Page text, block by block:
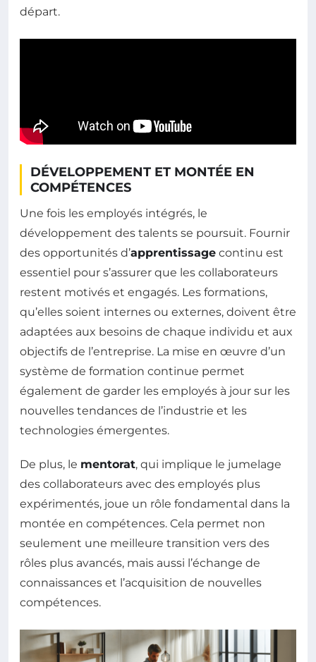
départ.
DÉVELOPPEMENT ET MONTÉE EN
COMPÉTENCES
Une fois les employés intégrés, le
développement des talents se poursuit. Fournir
des opportunités d’apprentissage continu est
essentiel pour s’assurer que les collaborateurs
restent motivés et engagés. Les formations,
qu’elles soient internes ou externes, doivent être
adaptées aux besoins de chaque individu et aux
objectifs de l’entreprise. La mise en œuvre d’un
système de formation continue permet
également de garder les employés à jour sur les
nouvelles tendances de l’industrie et les
technologies émergentes.
De plus, le mentorat, qui implique le jumelage
des collaborateurs avec des employés plus
expérimentés, joue un rôle fondamental dans la
montée en compétences. Cela permet non
seulement une meilleure transition vers des
rôles plus avancés, mais aussi l’échange de
connaissances et l’acquisition de nouvelles
compétences.